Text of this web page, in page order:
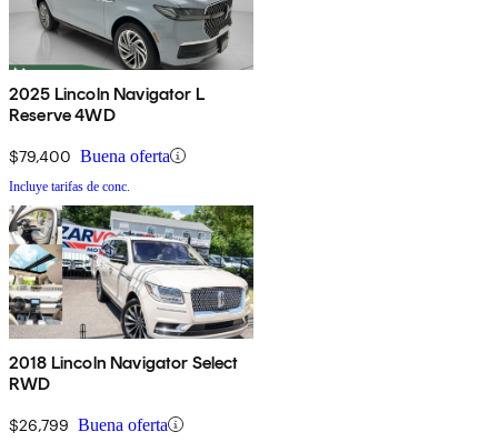
2025 Lincoln Navigator L
Reserve 4WD
$79,400 Buena oferta
Incluye tarifas de conc.
2018 Lincoln Navigator Select
RWD
$26,799 Buena oferta